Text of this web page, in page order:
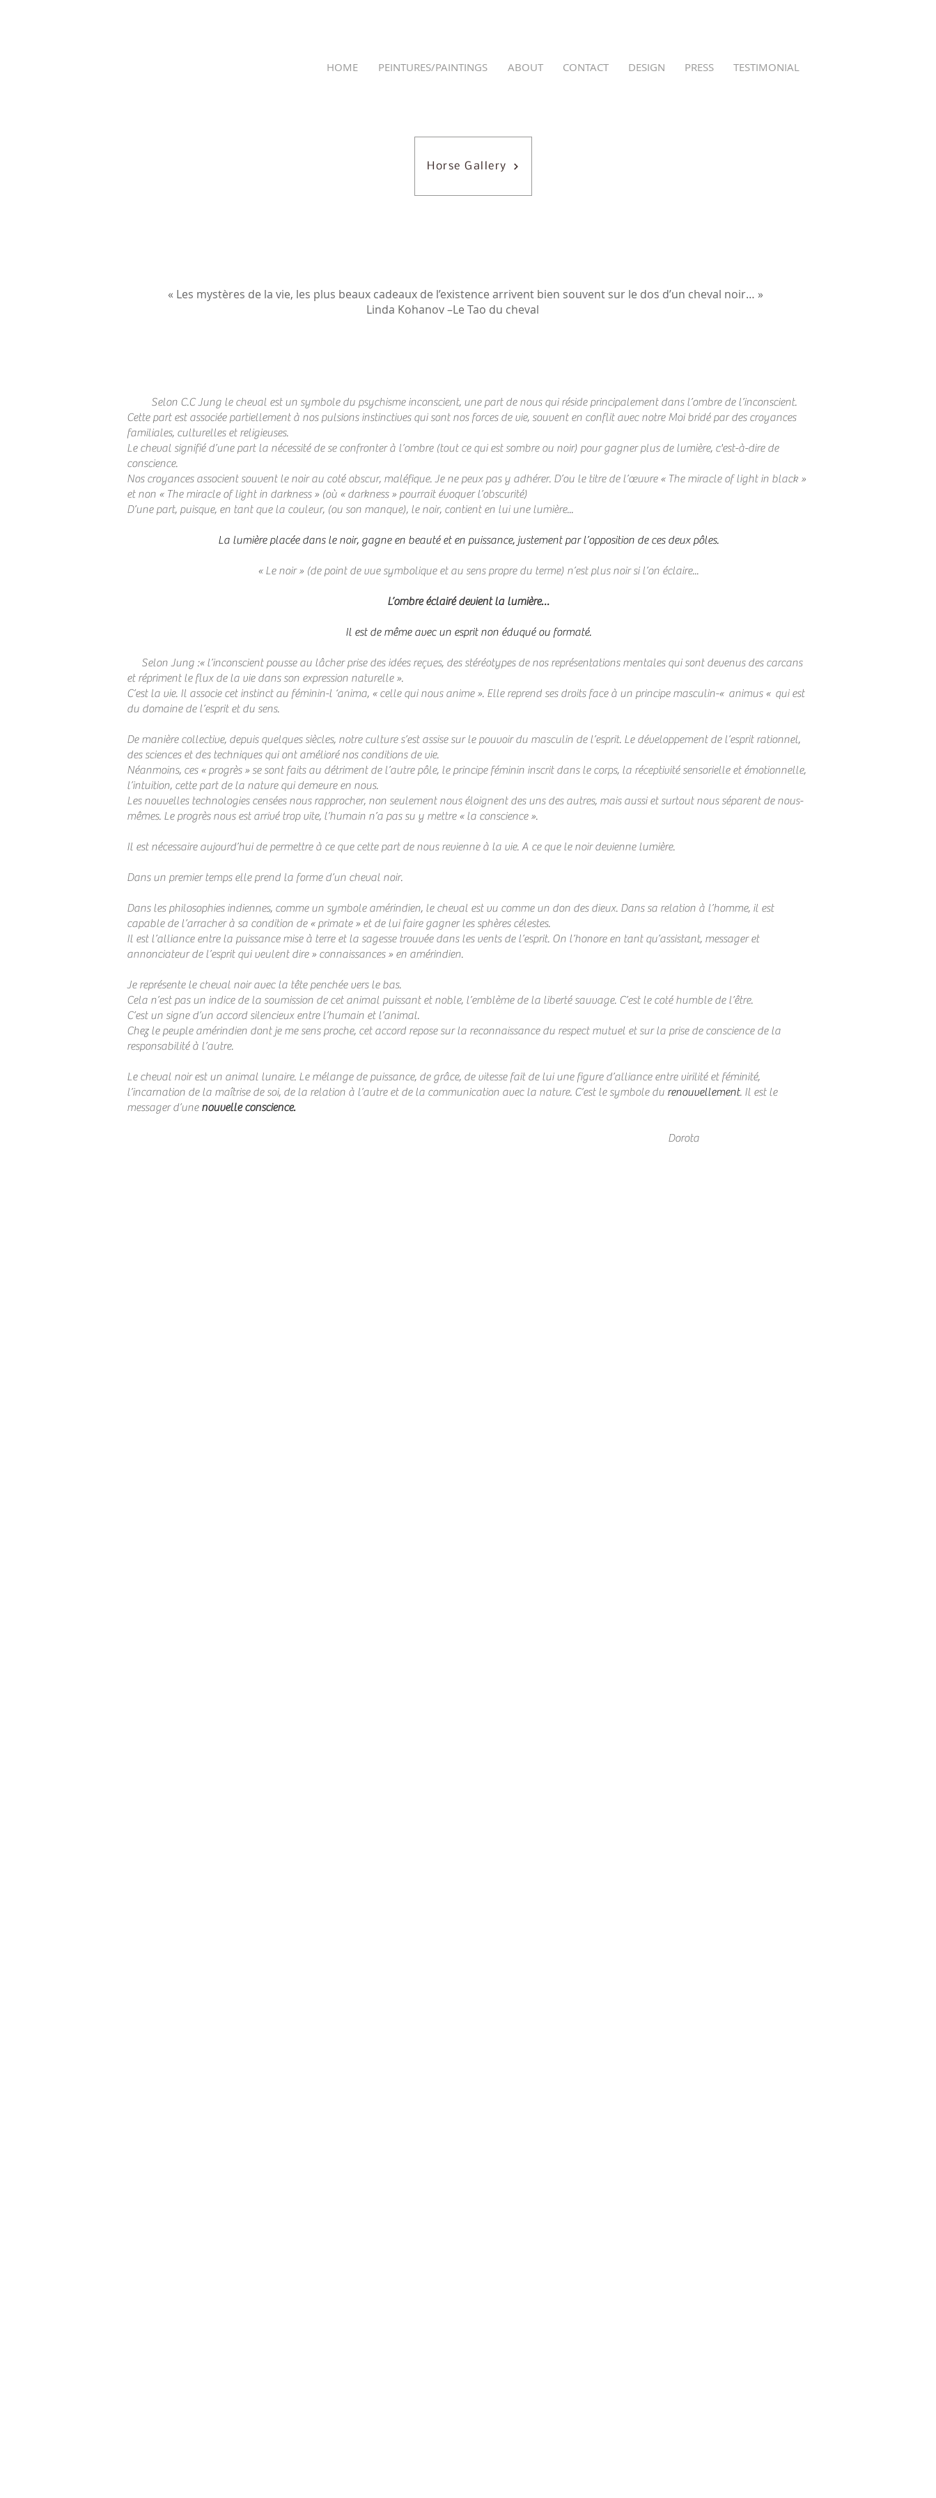
HOME PEINTURES/PAINTINGS ABOUT CONTACT DESIGN PRESS TESTIMONIAL
Horse Gallery
« Les mystères de la vie, les plus beaux cadeaux de l’existence arrivent bien souvent sur le dos d’un cheval noir… »
Linda Kohanov –Le Tao du cheval
Selon C.C Jung le cheval est un symbole du psychisme inconscient, une part de nous qui réside principalement dans l’ombre de l’inconscient.
Cette part est associée partiellement à nos pulsions instinctives qui sont nos forces de vie, souvent en conflit avec notre Moi bridé par des croyances
familiales, culturelles et religieuses.
Le cheval signifié d’une part la nécessité de se confronter à l’ombre (tout ce qui est sombre ou noir) pour gagner plus de lumière, c'est-à-dire de
conscience.
Nos croyances associent souvent le noir au coté obscur, maléfique. Je ne peux pas y adhérer. D’ou le titre de l’œuvre « The miracle of light in black »
et non « The miracle of light in darkness » (où « darkness » pourrait évoquer l’obscurité)
D’une part, puisque, en tant que la couleur, (ou son manque), le noir, contient en lui une lumière...
La lumière placée dans le noir, gagne en beauté et en puissance, justement par l’opposition de ces deux pôles.
« Le noir » (de point de vue symbolique et au sens propre du terme) n’est plus noir si l’on éclaire...
L’ombre éclairé devient la lumière…
Il est de même avec un esprit non éduqué ou formaté.
Selon Jung :« l’inconscient pousse au lâcher prise des idées reçues, des stéréotypes de nos représentations mentales qui sont devenus des carcans
et répriment le flux de la vie dans son expression naturelle ».
C’est la vie. Il associe cet instinct au féminin-l ‘anima, « celle qui nous anime ». Elle reprend ses droits face à un principe masculin-« animus « qui est
du domaine de l’esprit et du sens.
De manière collective, depuis quelques siècles, notre culture s’est assise sur le pouvoir du masculin de l’esprit. Le développement de l’esprit rationnel,
des sciences et des techniques qui ont amélioré nos conditions de vie.
Néanmoins, ces « progrès » se sont faits au détriment de l’autre pôle, le principe féminin inscrit dans le corps, la réceptivité sensorielle et émotionnelle,
l’intuition, cette part de la nature qui demeure en nous.
Les nouvelles technologies censées nous rapprocher, non seulement nous éloignent des uns des autres, mais aussi et surtout nous séparent de nous-
mêmes. Le progrès nous est arrivé trop vite, l’humain n’a pas su y mettre « la conscience ».
Il est nécessaire aujourd’hui de permettre à ce que cette part de nous revienne à la vie. A ce que le noir devienne lumière.
Dans un premier temps elle prend la forme d’un cheval noir.
Dans les philosophies indiennes, comme un symbole amérindien, le cheval est vu comme un don des dieux. Dans sa relation à l’homme, il est
capable de l’arracher à sa condition de « primate » et de lui faire gagner les sphères célestes.
Il est l’alliance entre la puissance mise à terre et la sagesse trouvée dans les vents de l’esprit. On l’honore en tant qu’assistant, messager et
annonciateur de l’esprit qui veulent dire » connaissances » en amérindien.
Je représente le cheval noir avec la tête penchée vers le bas.
Cela n’est pas un indice de la soumission de cet animal puissant et noble, l’emblème de la liberté sauvage. C’est le coté humble de l’être.
C’est un signe d’un accord silencieux entre l’humain et l’animal.
Chez le peuple amérindien dont je me sens proche, cet accord repose sur la reconnaissance du respect mutuel et sur la prise de conscience de la
responsabilité à l’autre.
Le cheval noir est un animal lunaire. Le mélange de puissance, de grâce, de vitesse fait de lui une figure d’alliance entre virilité et féminité,
l’incarnation de la maîtrise de soi, de la relation à l’autre et de la communication avec la nature. C’est le symbole du renouvellement. Il est le
messager d’une nouvelle conscience.
Dorota